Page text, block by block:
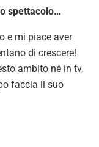
spettacolo…
e mi piace aver
di crescere!
ambito né in tv,
faccia il suo